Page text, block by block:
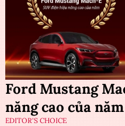
Ford Mustang
năng cao của năm
EDITOR'S CHOICE